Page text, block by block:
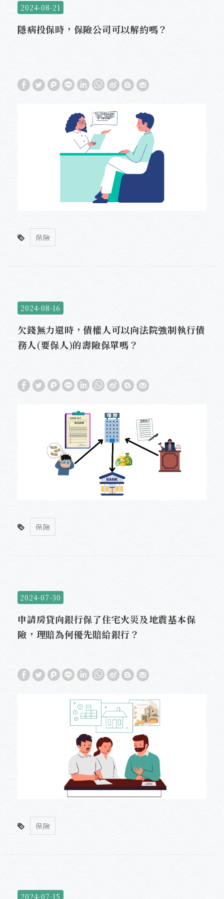
2024-08-21
隱病投保時，保險公司可以解約嗎？
保險
2024-08-16
欠錢無力還時，債權人可以向法院強制執行債
務人(要保人)的壽險保單嗎？
保險
2024-07-30
申請房貸向銀行保了住宅火災及地震基本保
險，理賠為何優先賠給銀行？
保險
2024-07-15